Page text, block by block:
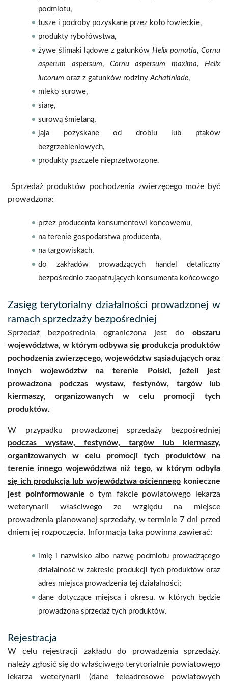
podmiotu,
tusze i podroby pozyskane przez koło łowieckie,
produkty rybołówstwa,
żywe ślimaki lądowe z gatunków Helix pomatia,Cornu
asperum
aspersum, Cornu aspersum maxima,Helix
lucorum oraz z gatunków rodzinyAchatiniade,
mleko surowe,
siarę,
surową śmietaną,
jaja pozyskane od drobiu lub ptaków
bezgrzebieniowych,
produkty pszczele nieprzetworzone.
Sprzedaż produktów pochodzenia zwierzęcego może być
prowadzona:
przez producenta konsumentowi końcowemu,
na terenie gospodarstwa producenta,
na targowiskach,
do zakładów prowadzących handel detaliczny
bezpośrednio zaopatrujących konsumenta końcowego
Zasięg terytorialny działalności prowadzonej w
ramach sprzedzaży bezpośredniej
Sprzedaż bezpośrednia ograniczona jest do obszaru
województwa, w którym odbywa się produkcja produktów
pochodzenia zwierzęcego, województw sąsiadujących oraz
innych województw na terenie Polski, jeżeli jest
prowadzona podczas wystaw, festynów, targów lub
kiermaszy, organizowanych w celu promocji tych
produktów.
W przypadku prowadzonej sprzedaży bezpośredniej
podczas wystaw, festynów, targów lub kiermaszy,
organizowanych w celu promocji tych produktów na
terenie innego województwa niż tego, w którym odbyła
się ich produkcja lub województwa ościennego konieczne
jest poinformowanie o tym fakcie powiatowego lekarza
weterynarii właściwego ze względu na miejsce
prowadzenia planowanej sprzedaży, w terminie 7 dni przed
dniem jej rozpoczęcia. Informacja taka powinna zawierać:
imię i nazwisko albo nazwę podmiotu prowadzącego
działalność w zakresie produkcji tych produktów oraz
adres miejsca prowadzenia tej działalności;
dane dotyczące miejsca i okresu, w których będzie
prowadzona sprzedaż tych produktów.
Rejestracja
W celu rejestracji zakładu do prowadzenia sprzedaży,
należy zgłosić się do właściwego terytorialnie powiatowego
lekarza weterynarii (dane teleadresowe powiatowych